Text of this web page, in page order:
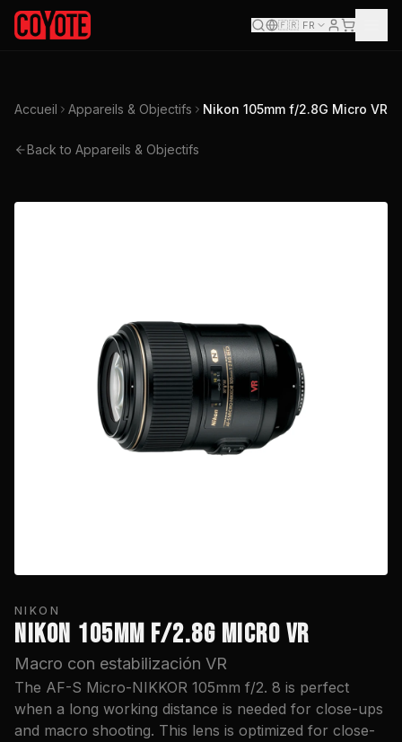
🇫🇷 FR
Accueil Appareils & Objectifs Nikon 105mm f/2.8G Micro VR
Back to Appareils & Objectifs
NIKON
NIKON 105MM F/2.8G MICRO VR
Macro con estabilización VR
The AF-S Micro-NIKKOR 105mm f/2. 8 is perfect
when a long working distance is needed for close-ups
and macro shooting. This lens is optimized for close-